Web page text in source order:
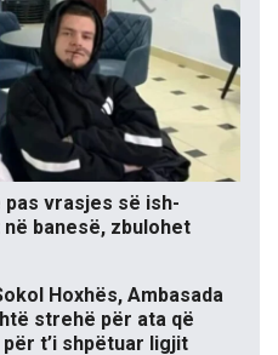
pas vrasjes së ish-
banesë, zbulohet
Hoxhës, Ambasada
strehë për ata që
t’i shpëtuar ligjit